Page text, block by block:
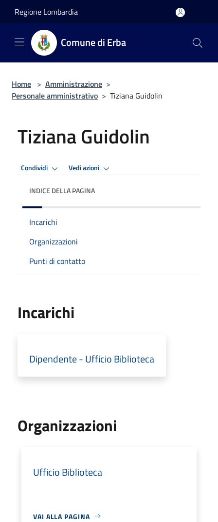
Regione Lombardia
Comune di Erba
Home > Amministrazione >
Personale amministrativo > Tiziana Guidolin
Tiziana Guidolin
Condividi Vedi azioni
INDICE DELLA PAGINA
Incarichi
Organizzazioni
Punti di contatto
Incarichi
Dipendente - Ufficio Biblioteca
Organizzazioni
Ufficio Biblioteca
VAI ALLA PAGINA